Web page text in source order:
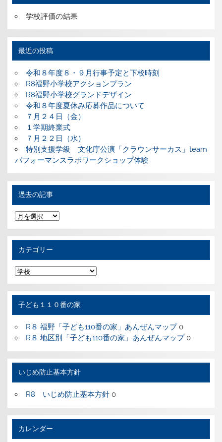
学校評価の結果
最近の投稿
令和８年度８・９月行事予定と下校時刻
R8福野小学校アクションプラン
R8福野小学校グランドデザイン
令和８年度夏休み応募作品について
７月２４日（金）
１学期終業式
７月２２日（水）
特別支援学級 文化庁公演「クラウンサーカス」team
パフォーマンスラボワークショップ体験
過去の記事
過
去
の
記
カテゴリー
カ
テ
ゴ
リ
子ども１１０番の家
R８ 福野「子ども110番の家」あんぜんマップ0
R８ 地区別「子ども110番の家」あんぜんマップ0
いじめ防止基本方針
R8 いじめ防止基本方針0
カレンダー